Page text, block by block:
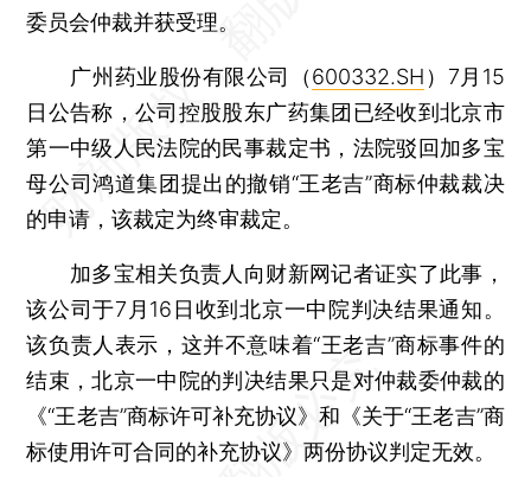
委员会仲裁并获受理。
广州药业股份有限公司（600332.SH ）7月15
日公告称，公司控股股东广药集团已经收到北京市
第一中级人民法院的民事裁定书，法院驳回加多宝
母公司鸿道集团提出的撤销“王老吉”商标仲裁裁决
的申请，该裁定为终审裁定。
加多宝相关负责人向财新网记者证实了此事，
该公司于7月16日收到北京一中院判决结果通知。
该负责人表示，这并不意味着“王老吉”商标事件的
结束，北京一中院的判决结果只是对仲裁委仲裁的
《“王老吉”商标许可补充协议》和《关于“王老吉”商
标使用许可合同的补充协议》两份协议判定无效。